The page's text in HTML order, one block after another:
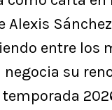
Alexis
entre los
su